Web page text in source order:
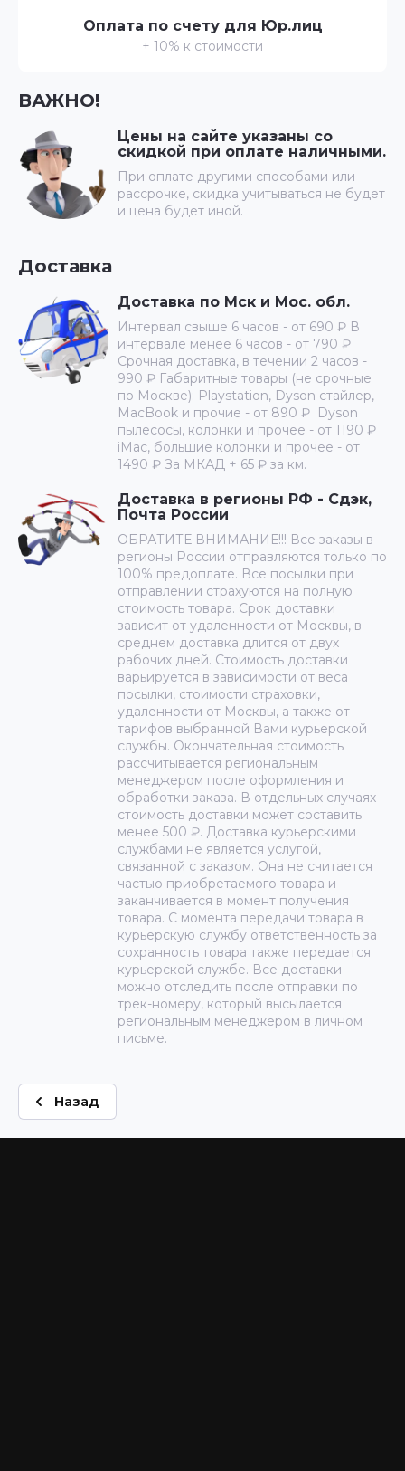
ВАЖНО!
Цены на сайте указаны со
скидкой при оплате наличными.
При оплате другими способами или
рассрочке, скидка учитываться не будет
и цена будет иной.
Оплата по счету для Юр.лиц
+ 10% к стоимости
Доставка
Доставка по Мск и Мос. обл.
Интервал свыше 6 часов - от 690 ₽ В
интервале менее 6 часов - от 790 ₽
Срочная доставка, в течении 2 часов -
990 ₽ Габаритные товары (не срочные
по Москве): Playstation, Dyson стайлер,
MacBook и прочие - от 890 ₽ Dyson
пылесосы, колонки и прочее - от 1190 ₽
iMac, большие колонки и прочее - от
1490 ₽ За МКАД + 65 ₽ за км.
Доставка в регионы РФ - Сдэк,
Почта России
ОБРАТИТЕ ВНИМАНИЕ!!! Все заказы в
регионы России отправляются только по
100% предоплате. Все посылки при
отправлении страхуются на полную
стоимость товара. Срок доставки
зависит от удаленности от Москвы, в
среднем доставка длится от двух
рабочих дней. Стоимость доставки
варьируется в зависимости от веса
посылки, стоимости страховки,
удаленности от Москвы, а также от
тарифов выбранной Вами курьерской
службы. Окончательная стоимость
рассчитывается региональным
менеджером после оформления и
обработки заказа. В отдельных случаях
стоимость доставки может составить
менее 500 ₽. Доставка курьерскими
службами не является услугой,
связанной с заказом. Она не считается
частью приобретаемого товара и
заканчивается в момент получения
товара. С момента передачи товара в
курьерскую службу ответственность за
сохранность товара также передается
курьерской службе. Все доставки
можно отследить после отправки по
трек-номеру, который высылается
региональным менеджером в личном
письме.
Назад